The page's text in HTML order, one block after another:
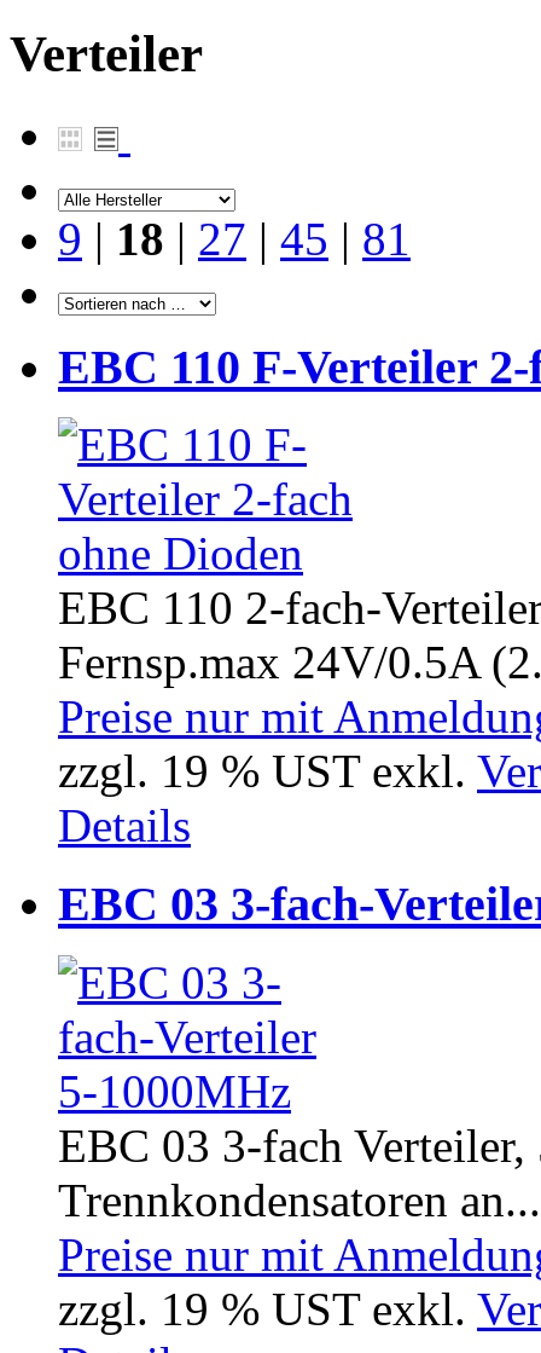
Verteiler
9 | 18 | 27 | 45 | 81
EBC 110 F-Verteiler
EBC 110 2-fach-
Fernsp.max 24V/0.5A
Preise nur mit
zzgl. 19 % UST exkl.
Details
EBC 03 3-fach-
EBC 03 3-fach
Trennkondensatoren an...
Preise nur mit
zzgl. 19 % UST exkl.